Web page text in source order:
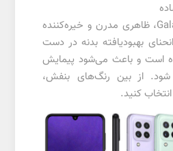
طراحی شیک Galaxy A22، ظاهری مدرن و خیره‌کننده
بهبودیافته بدنه در دست
است و باعث می‌شود پیمایش
از بین رنگ‌های بنفش،
کنید.